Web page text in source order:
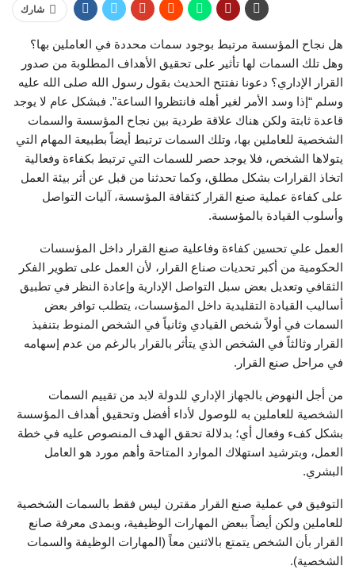
شارك
هل نجاح المؤسسة مرتبط بوجود سمات محددة في العاملين بها؟
وهل تلك السمات لها تأثير على تحقيق الأهداف المطلوبة من صدور
القرار الإداري؟ دعونا نفتتح الحديث بقول رسول الله صلى الله عليه
وسلم “إذا وسد الأمر لغير أهله فانتظروا الساعة”. فبشكل عام لا يوجد
قاعدة ثابتة ولكن هناك علاقة طردية بين نجاح المؤسسة والسمات
الشخصية للعاملين بها، وتلك السمات ترتبط أيضاً بطبيعة المهام التي
يتولاها الشخص، فلا يوجد حصر للسمات التي ترتبط بكفاءة وفعالية
اتخاذ القرارات بشكل مطلق، وكما تحدثنا من قبل عن أثر بيئة العمل
على كفاءة عملية صنع القرار كثقافة المؤسسة، آليات التواصل
وأسلوب القيادة بالمؤسسة.
العمل علي تحسين كفاءة وفاعلية صنع القرار داخل المؤسسات
الحكومية من أكبر تحديات صناع القرار، لأن العمل على تطوير الفكر
الثقافي وتعديل بعض سبل التواصل الإدارية وإعادة النظر في تطبيق
أساليب القيادة التقليدية داخل المؤسسات، يتطلب توافر بعض
السمات في أولاً شخص القيادي وثانياً في الشخص المنوط بتنفيذ
القرار وثالثاً في الشخص الذي يتأثر بالقرار بالرغم من عدم إسهامه
في مراحل صنع القرار.
من أجل النهوض بالجهاز الإداري للدولة لابد من تقييم السمات
الشخصية للعاملين به للوصول لأداء أفضل وتحقيق أهداف المؤسسة
بشكل كفء وفعال أي؛ بدلالة تحقق الهدف المنصوص عليه في خطة
العمل، وبترشيد استهلاك الموارد المتاحة وأهم مورد هو العامل
البشري.
التوفيق في عملية صنع القرار مقترن ليس فقط بالسمات الشخصية
للعاملين ولكن أيضاً ببعض المهارات الوظيفية، وبمدى معرفة صانع
القرار بأن الشخص يتمتع بالاثنين معاً (المهارات الوظيفة والسمات
الشخصية).